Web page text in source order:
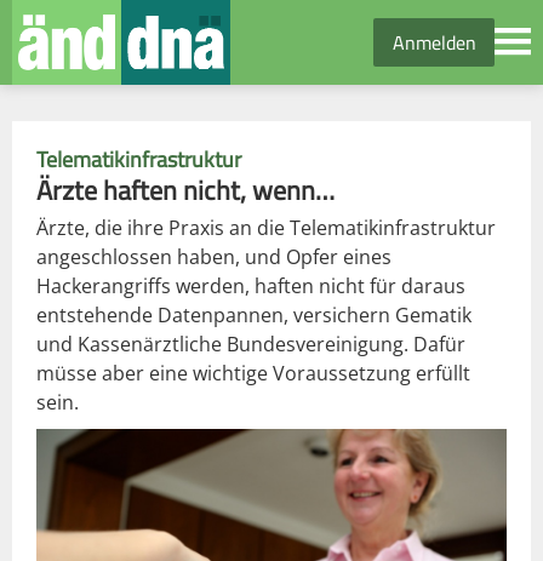
Anmelden
Telematikinfrastruktur
Ärzte haften nicht, wenn…
Ärzte, die ihre Praxis an die Telematikinfrastruktur
angeschlossen haben, und Opfer eines
Hackerangriffs werden, haften nicht für daraus
entstehende Datenpannen, versichern Gematik
und Kassenärztliche Bundesvereinigung. Dafür
müsse aber eine wichtige Voraussetzung erfüllt
sein.